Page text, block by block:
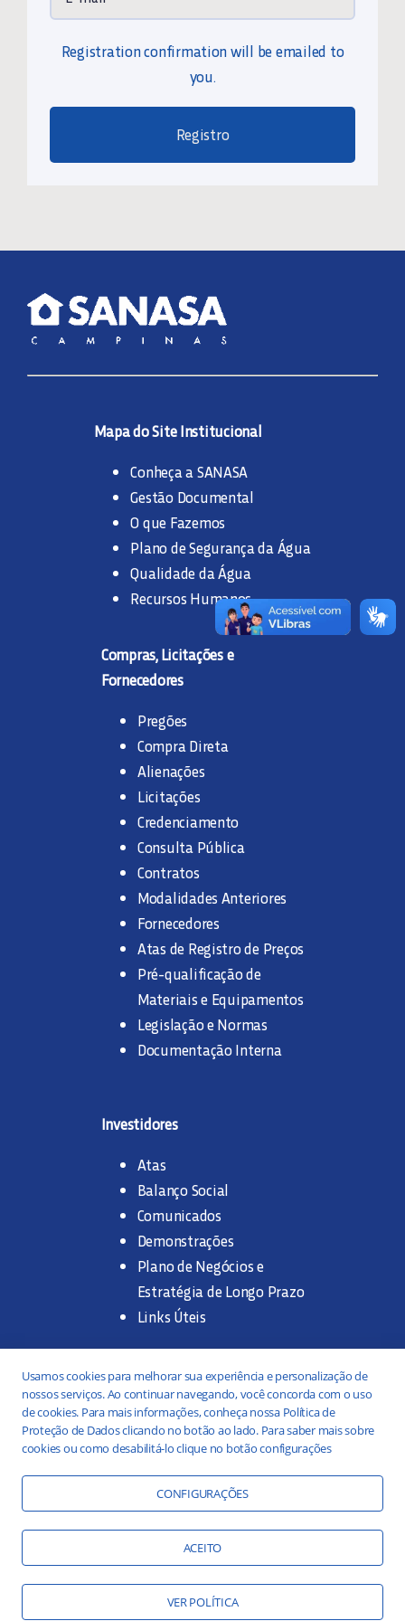
Registration confirmation will be emailed to
you.
Registro
Mapa do Site Institucional
Conheça a SANASA
Gestão Documental
O que Fazemos
Plano de Segurança da Água
Qualidade da Água
Recursos Humanos
Compras, Licitações e
Fornecedores
Pregões
Compra Direta
Alienações
Licitações
Credenciamento
Consulta Pública
Contratos
Modalidades Anteriores
Fornecedores
Atas de Registro de Preços
Pré-qualificação de
Materiais e Equipamentos
Legislação e Normas
Documentação Interna
Investidores
Atas
Balanço Social
Comunicados
Demonstrações
Plano de Negócios e
Estratégia de Longo Prazo
Links Úteis
Trabalhe na SANASA
Concurso Público
Estágio
Portal da Transparência
Práticas ESG
Responsabilidade Social
Educação Ambiental
Usamos cookies para melhorar sua experiência e personalização de
nossos serviços. Ao continuar navegando, você concorda com o uso
de cookies. Para mais informações, conheça nossa Política de
Proteção de Dados clicando no botão ao lado. Para saber mais sobre
cookies ou como desabilitá-lo clique no botão configurações
CONFIGURAÇÕES
ACEITO
VER POLÍTICA